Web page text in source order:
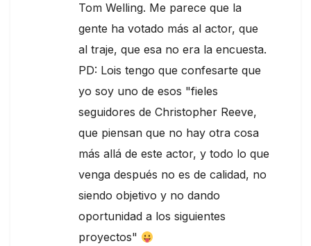
Tom Welling. Me parece que la
gente ha votado más al actor, que
al traje, que esa no era la encuesta.
PD: Lois tengo que confesarte que
yo soy uno de esos "fieles
seguidores de Christopher Reeve,
que piensan que no hay otra cosa
más allá de este actor, y todo lo que
venga después no es de calidad, no
siendo objetivo y no dando
oportunidad a los siguientes
proyectos"